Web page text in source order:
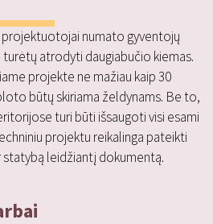
numato gyventojų
atrodyti daugiabučio kiemas.
projekte ne mažiau kaip 30
būtų skiriama želdynams. Be to,
turi būti išsaugoti visi esami
projektu reikalinga pateikti
leidžiantį dokumentą.